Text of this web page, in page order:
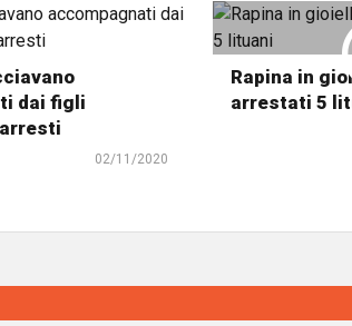
dai figli
02/11/2020
Rapina in
arrestati 5